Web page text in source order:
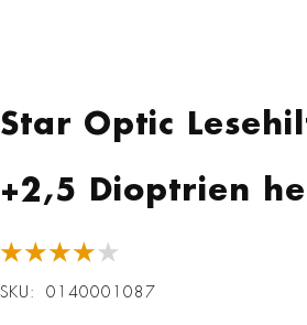
Star Optic
+2,5 Dioptrien
★★★★★
SKU 0140001087